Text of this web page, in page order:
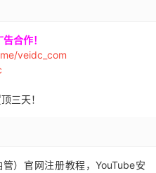
合作！
veidc_com
三天！
管）官网注册教程，YouTube安